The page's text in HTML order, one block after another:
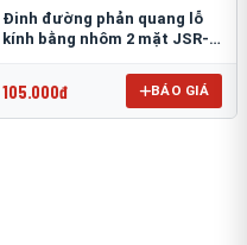
Đinh đường phản quang lỗ
kính bằng nhôm 2 mặt JSR-
105.000đ BÁO GIÁ